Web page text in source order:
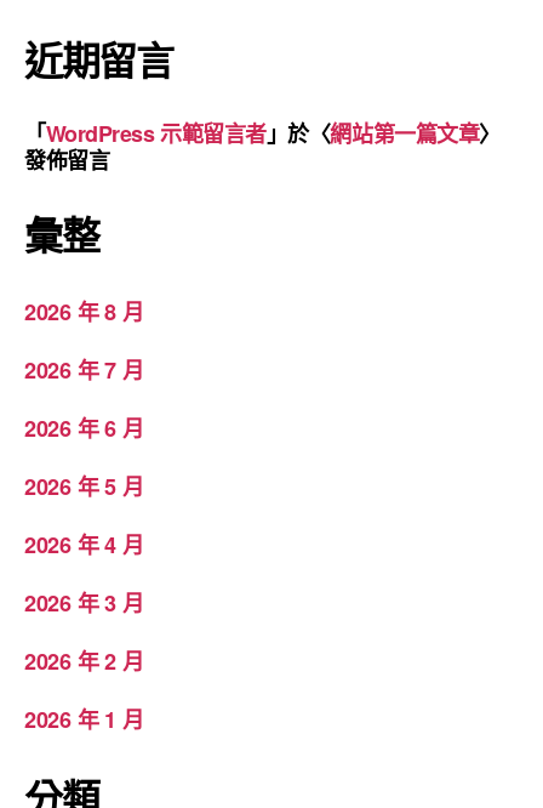
近期留言
「WordPress 示範留言者」於〈網站第一篇文章〉
發佈留言
彙整
2026 年 8 月
2026 年 7 月
2026 年 6 月
2026 年 5 月
2026 年 4 月
2026 年 3 月
2026 年 2 月
2026 年 1 月
分類